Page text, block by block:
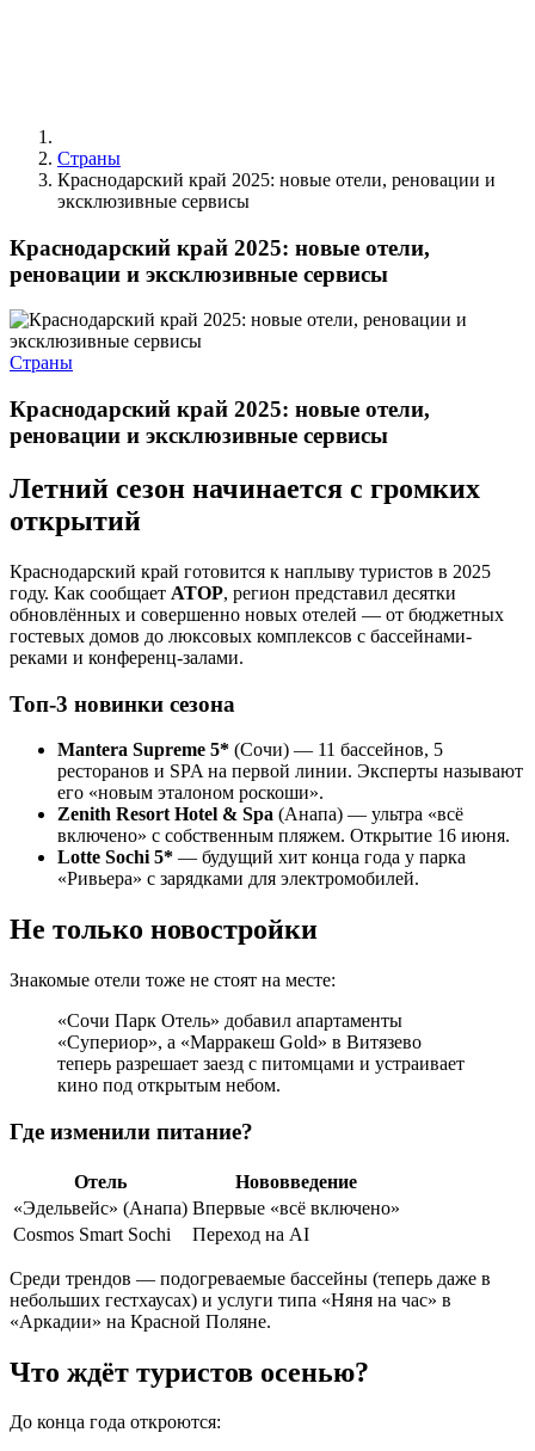
Страны
Краснодарский край 2025: новые отели, реновации и
эксклюзивные сервисы
Краснодарский край 2025: новые отели,
реновации и эксклюзивные сервисы
Страны
Краснодарский край 2025: новые отели,
реновации и эксклюзивные сервисы
Летний сезон начинается с громких
открытий
Краснодарский край готовится к наплыву туристов в 2025
году. Как сообщает АТОР, регион представил десятки
обновлённых и совершенно новых отелей — от бюджетных
гостевых домов до люксовых комплексов с бассейнами-
реками и конференц-залами.
Топ-3 новинки сезона
Mantera Supreme 5* (Сочи) — 11 бассейнов, 5
ресторанов и SPA на первой линии. Эксперты называют
его «новым эталоном роскоши».
Zenith Resort Hotel & Spa (Анапа) — ультра «всё
включено» с собственным пляжем. Открытие 16 июня.
Lotte Sochi 5* — будущий хит конца года у парка
«Ривьера» с зарядками для электромобилей.
Не только новостройки
Знакомые отели тоже не стоят на месте:
«Сочи Парк Отель» добавил апартаменты
«Супериор», а «Марракеш Gold» в Витязево
теперь разрешает заезд с питомцами и устраивает
кино под открытым небом.
Где изменили питание?
Отель
Нововведение
«Эдельвейс» (Анапа) Впервые «всё включено»
Cosmos Smart Sochi
Переход на AI
Среди трендов — подогреваемые бассейны (теперь даже в
небольших гестхаусах) и услуги типа «Няня на час» в
«Аркадии» на Красной Поляне.
Что ждёт туристов осенью?
До конца года откроются: